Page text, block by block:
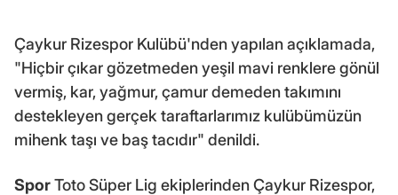
Çaykur Rizespor Kulübü'nden yapılan açıklamada,
"Hiçbir çıkar gözetmeden yeşil mavi renklere gönül
vermiş, kar, yağmur, çamur demeden takımını
destekleyen gerçek taraftarlarımız kulübümüzün
mihenk taşı ve baş tacıdır" denildi.
SporToto Süper Lig ekiplerinden Çaykur Rizespor,